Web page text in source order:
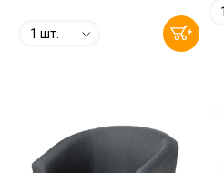
1 шт.